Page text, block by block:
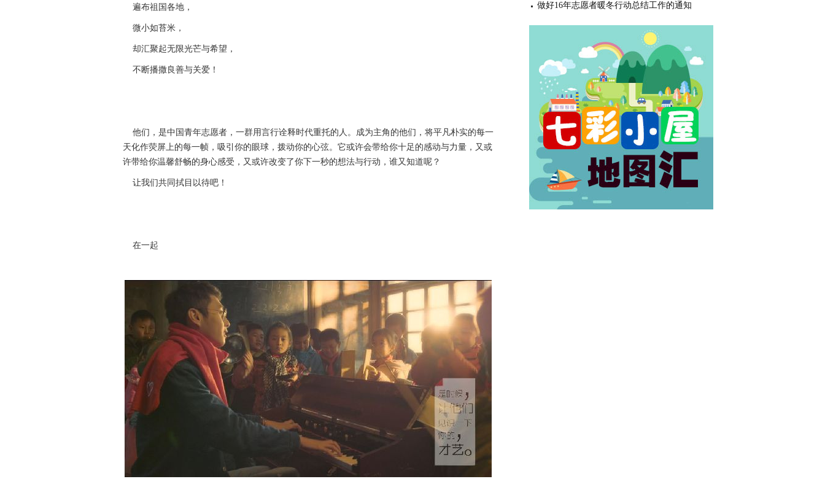
遍布祖国各地，
微小如苔米，
却汇聚起无限光芒与希望，
不断播撒良善与关爱！
他们，是中国青年志愿者，一群用言行诠释时代重托的人。成为主角的他们，将平凡朴实的每一
天化作荧屏上的每一帧，吸引你的眼球，拨动你的心弦。它或许会带给你十足的感动与力量，又或
许带给你温馨舒畅的身心感受，又或许改变了你下一秒的想法与行动，谁又知道呢？
让我们共同拭目以待吧！
在一起
做好16年志愿者暖冬行动总结工作的通知